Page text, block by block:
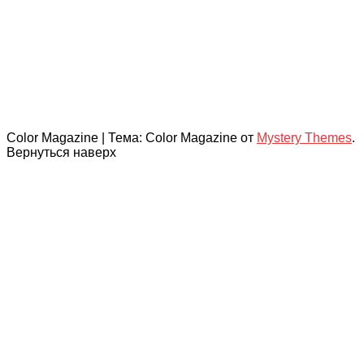
Color Magazine Тема: Color Magazine от Mystery Themes.
Вернуться наверх